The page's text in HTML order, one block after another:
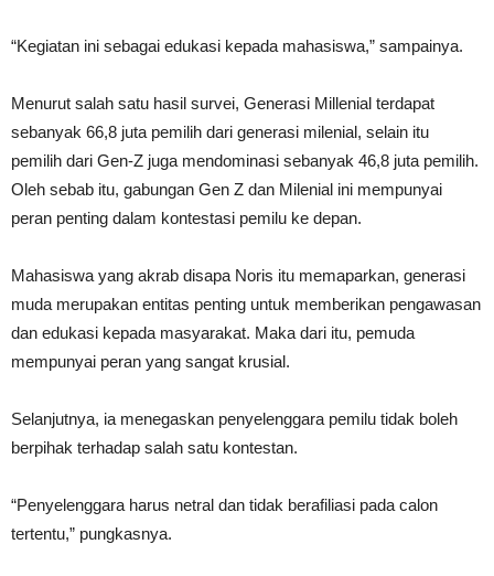
“Kegiatan ini sebagai edukasi kepada mahasiswa,” sampainya.
Menurut salah satu hasil survei, Generasi Millenial terdapat
sebanyak 66,8 juta pemilih dari generasi milenial, selain itu
pemilih dari Gen-Z juga mendominasi sebanyak 46,8 juta pemilih.
Oleh sebab itu, gabungan Gen Z dan Milenial ini mempunyai
peran penting dalam kontestasi pemilu ke depan.
Mahasiswa yang akrab disapa Noris itu memaparkan, generasi
muda merupakan entitas penting untuk memberikan pengawasan
dan edukasi kepada masyarakat. Maka dari itu, pemuda
mempunyai peran yang sangat krusial.
Selanjutnya, ia menegaskan penyelenggara pemilu tidak boleh
berpihak terhadap salah satu kontestan.
“Penyelenggara harus netral dan tidak berafiliasi pada calon
tertentu,” pungkasnya.